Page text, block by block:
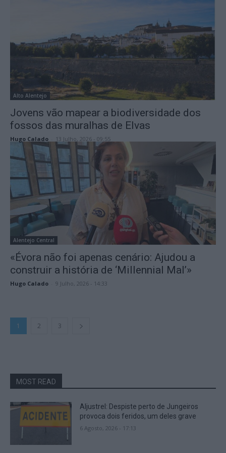
Alto Alentejo
Jovens vão mapear a biodiversidade dos
fossos das muralhas de Elvas
Hugo Calado 13 Julho, 2026 - 09:55
Alentejo Central
«Évora não foi apenas cenário: Ajudou a
construir a história de ‘Millennial Mal’»
Hugo Calado 9 Julho, 2026 - 14:33
1 2 3
MOST READ
Aljustrel: Despiste perto de Jungeiros
provoca dois feridos, um deles grave
6 Agosto, 2026 - 17:13